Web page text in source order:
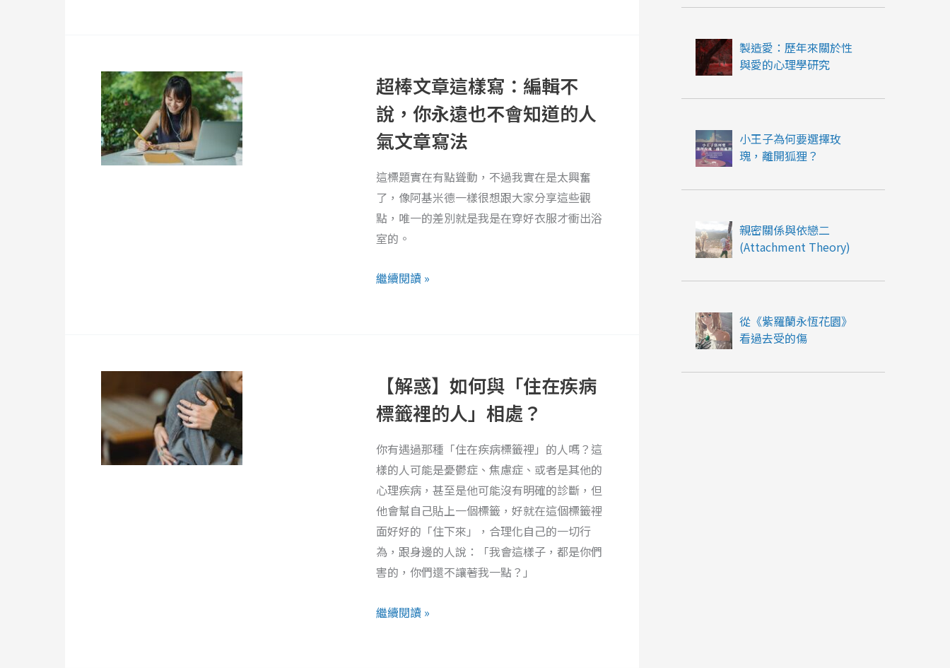
糟
的
我，
還
能
被
愛
嗎?
超棒文章這樣寫：編輯不
說，你永遠也不會知道的人
氣文章寫法
這標題實在有點聳動，不過我實在是太興奮
了，像阿基米德一樣很想跟大家分享這些觀
點，唯一的差別就是我是在穿好衣服才衝出浴
室的。
文
章
這
樣
編
輯
不
說，
你
道
人
氣
文
章
寫
法
繼續閱讀 »
【解惑】如何與「住在疾病
標籤裡的人」相處？
你有遇過那種「住在疾病標籤裡」的人嗎？這
樣的人可能是憂鬱症、焦慮症、或者是其他的
心理疾病，甚至是他可能沒有明確的診斷，但
他會幫自己貼上一個標籤，好就在這個標籤裡
面好好的「住下來」，合理化自己的一切行
為，跟身邊的人說：「我會這樣子，都是你們
害的，你們還不讓著我一點？」
何
與
「住
在
疾
病
標
籤
裡
人」
繼續閱讀 »
製造愛：歷年來關於性
與愛的心理學研究
小王子為何要選擇玫
瑰，離開狐狸？
親密關係與依戀二
(Attachment Theory)
從《紫羅蘭永恆花園》
看過去受的傷